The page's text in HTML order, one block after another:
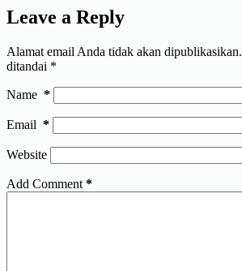
Leave a Reply
Alamat email Anda tidak akan dipublikasikan.
ditandai *
Name *
Email *
Website
Add Comment *